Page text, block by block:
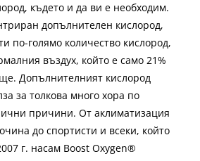
където и да ви е необходим.
допълнителен кислород,
по-голямо количество кислород,
въздух, който е само 21%
Допълнителният кислород
за толкова много хора по
причини. От аклиматизация
до спортисти и всеки, който
г. насам Boost Oxygen®